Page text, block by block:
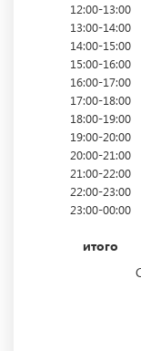
12:00-13:00
13:00-14:00
14:00-15:00
15:00-16:00
16:00-17:00
17:00-18:00
18:00-19:00
19:00-20:00
20:00-21:00
21:00-22:00
22:00-23:00
23:00-00:00
итого